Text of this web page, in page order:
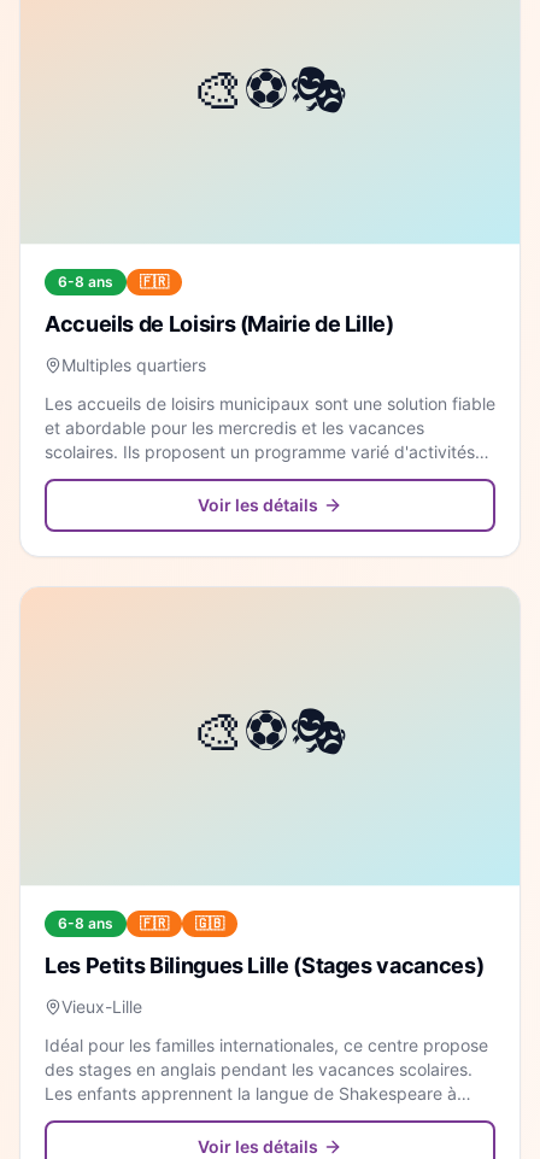
6-8 ans 🇫🇷
Accueils de Loisirs (Mairie de Lille)
Multiples quartiers
Les accueils de loisirs municipaux sont une solution fiable
et abordable pour les mercredis et les vacances
scolaires. Ils proposent un programme varié d'activités
manuelles, sportives et de sorties culturelles dans tout
Voir les détails
6-8 ans 🇫🇷 🇬🇧
Les Petits Bilingues Lille (Stages vacances)
Vieux-Lille
Idéal pour les familles internationales, ce centre propose
des stages en anglais pendant les vacances scolaires.
Les enfants apprennent la langue de Shakespeare à
travers des jeux, des chansons et des ateliers créatifs.
Voir les détails